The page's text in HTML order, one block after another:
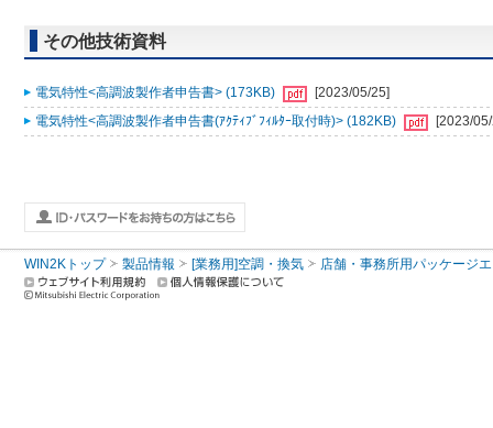
その他技術資料
電気特性<高調波製作者申告書> (173KB)
[2023/05/25]
電気特性<高調波製作者申告書(ｱｸﾃｨﾌﾞﾌｨﾙﾀｰ取付時)> (182KB)
[2023/
WIN2Kトップ 製品情報 [業務用]空調・換気 店舗・事務所用パッケージ